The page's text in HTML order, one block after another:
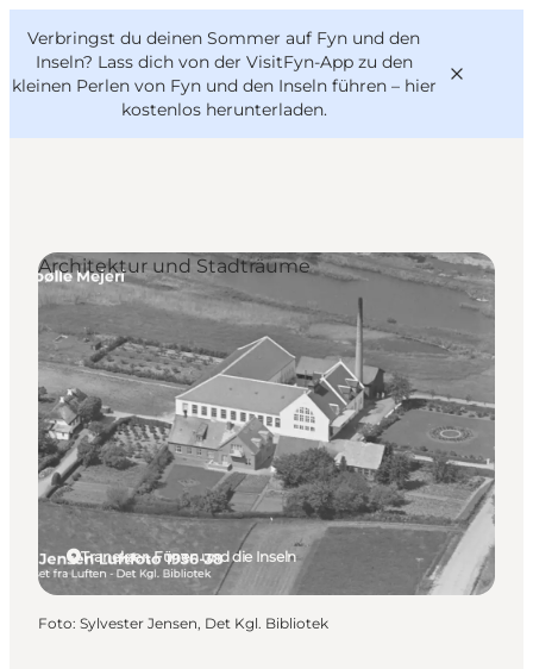
Verbringst du deinen Sommer auf Fyn und den
Inseln? Lass dich von der VisitFyn-App zu den
kleinen Perlen von Fyn und den Inseln führen – hier
kostenlos herunterladen.
Reise Ideen
Outdoor & bike
Essen & trinken
Übernachtung
VisitFyn
Deutsch
Tranekær, Fünen und die Inseln
Architektur und Stadträume
Foto: Sylvester Jensen, Det Kgl. Bibliotek